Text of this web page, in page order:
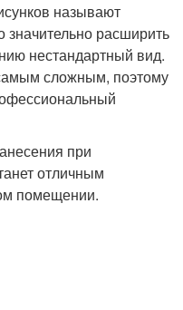
называют
расширить
нестандартный вид.
сложным, поэтому
при
отличным
помещении.